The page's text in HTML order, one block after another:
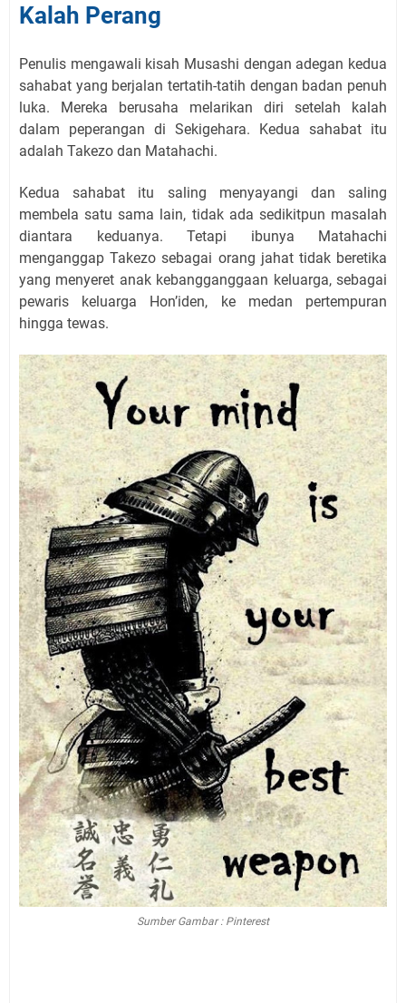
Kalah Perang
Penulis mengawali kisah Musashi dengan adegan kedua
sahabat yang berjalan tertatih-tatih dengan badan penuh
luka. Mereka berusaha melarikan diri setelah kalah
dalam peperangan di Sekigehara. Kedua sahabat itu
adalah Takezo dan Matahachi.
Kedua sahabat itu saling menyayangi dan saling
membela satu sama lain, tidak ada sedikitpun masalah
diantara keduanya. Tetapi ibunya Matahachi
menganggap Takezo sebagai orang jahat tidak beretika
yang menyeret anak kebangganggaan keluarga, sebagai
pewaris keluarga Hon’iden, ke medan pertempuran
hingga tewas.
Sumber Gambar : Pinterest